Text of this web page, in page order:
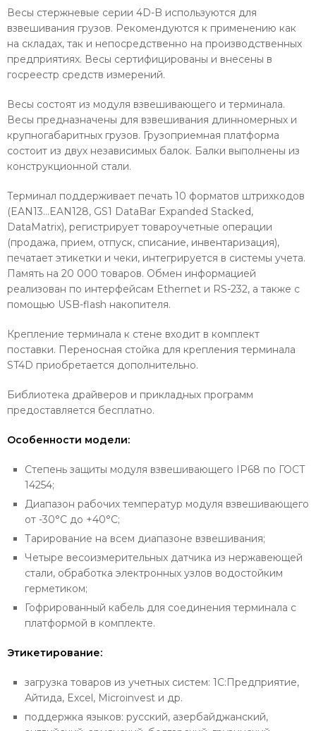
Весы стержневые серии 4D-B используются для
взвешивания грузов. Рекомендуются к применению как
на складах, так и непосредственно на производственных
предприятиях. Весы сертифицированы и внесены в
госреестр средств измерений.
Весы состоят из модуля взвешивающего и терминала.
Весы предназначены для взвешивания длинномерных и
крупногабаритных грузов. Грузоприемная платформа
состоит из двух независимых балок. Балки выполнены из
конструкционной стали.
Терминал поддерживает печать 10 форматов штрихкодов
(EAN13…EAN128, GS1 DataBar Expanded Stacked,
DataMatrix), регистрирует товароучетные операции
(продажа, прием, отпуск, списание, инвентаризация),
печатает этикетки и чеки, интегрируется в системы учета.
Память на 20 000 товаров. Обмен информацией
реализован по интерфейсам Ethernet и RS-232, а также с
помощью USB-flash накопителя.
Крепление терминала к стене входит в комплект
поставки. Переносная стойка для крепления терминала
ST4D приобретается дополнительно.
Библиотека драйверов и прикладных программ
предоставляется бесплатно.
Особенности модели:
Степень защиты модуля взвешивающего IP68 по ГОСТ
14254;
Диапазон рабочих температур модуля взвешивающего
от -30°С до +40°С;
Тарирование на всем диапазоне взвешивания;
Четыре весоизмерительных датчика из нержавеющей
стали, обработка электронных узлов водостойким
герметиком;
Гофрированный кабель для соединения терминала с
платформой в комплекте.
Этикетирование:
загрузка товаров из учетных систем: 1С:Предприятие,
Айтида, Excel, Microinvest и др.
поддержка языков: русский, азербайджанский,